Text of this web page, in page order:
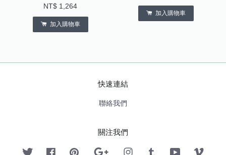
NT$ 1,264
加入購物車
加入購物車
快速連結
聯絡我們
關注我們
Twitter FacebookPinterest Google InstagramTumblr YouTube